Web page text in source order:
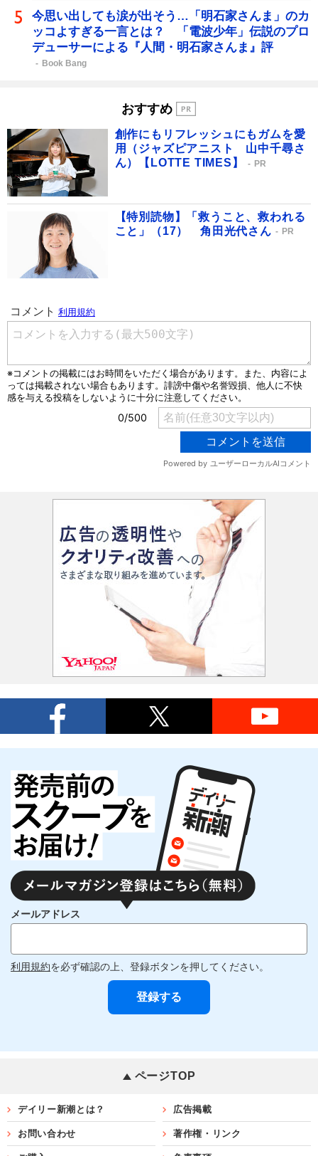
今思い出しても涙が出そう…「明石家さんま」のカ
ッコよすぎる一言とは？ 「電波少年」伝説のプロ
デューサーによる『人間・明石家さんま』評
Book Bang
おすすめ
創作にもリフレッシュにもガムを愛
用（ジャズピアニスト 山中千尋さ
ん）【LOTTE TIMES】
PR
【特別読物】「救うこと、救われる
こと」（17） 角田光代さん
PR
メールアドレス
利用規約を必ず確認の上、登録ボタンを押してください。
ページTOP
デイリー新潮とは？ 広告掲載
お問い合わせ 著作権・リンク